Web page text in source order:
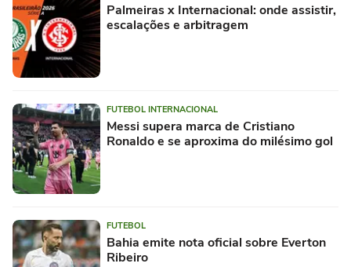
Palmeiras x Internacional: onde assistir,
escalações e arbitragem
FUTEBOL INTERNACIONAL
Messi supera marca de Cristiano
Ronaldo e se aproxima do milésimo gol
FUTEBOL
Bahia emite nota oficial sobre Everton
Ribeiro